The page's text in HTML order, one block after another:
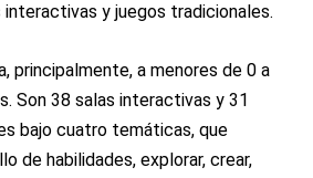
y juegos tradicionales.
principalmente, a menores de 0 a
Son 38 salas interactivas y 31
bajo cuatro temáticas, que
de habilidades, explorar, crear,